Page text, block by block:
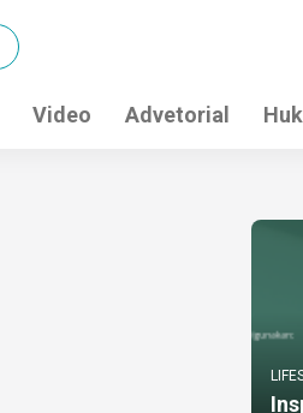
Video Advetorial